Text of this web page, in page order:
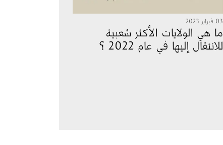
03 فبراير 2023
ما هي الولايات الأكثر شعبية
للانتقال إليها في عام 2022 ؟